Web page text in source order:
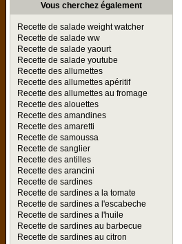
Vous cherchez également
Recette de salade weight watcher
Recette de salade ww
Recette de salade yaourt
Recette de salade youtube
Recette des allumettes
Recette des allumettes apéritif
Recette des allumettes au fromage
Recette des alouettes
Recette des amandines
Recette des amaretti
Recette de samoussa
Recette de sanglier
Recette des antilles
Recette des arancini
Recette de sardines
Recette de sardines a la tomate
Recette de sardines a l'escabeche
Recette de sardines a l'huile
Recette de sardines au barbecue
Recette de sardines au citron